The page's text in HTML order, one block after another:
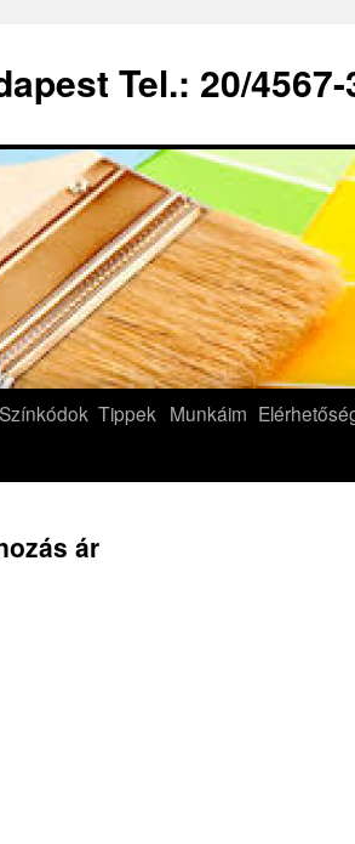
Tel.: 20/
Színkódok Tippek Munkáim
ár